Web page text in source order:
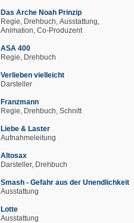
Das Arche Noah Prinzip
Regie Drehbuch Ausstattung
Animation Co-Produzent
ASA 400
Regie Drehbuch
Verlieben vielleicht
Darsteller
Franzmann
Regie Drehbuch Schnitt
Liebe & Laster
Aufnahmeleitung
Altosax
Darsteller Drehbuch
Smash - Gefahr aus der Unendlichkeit
Ausstattung
Lotte
Ausstattung